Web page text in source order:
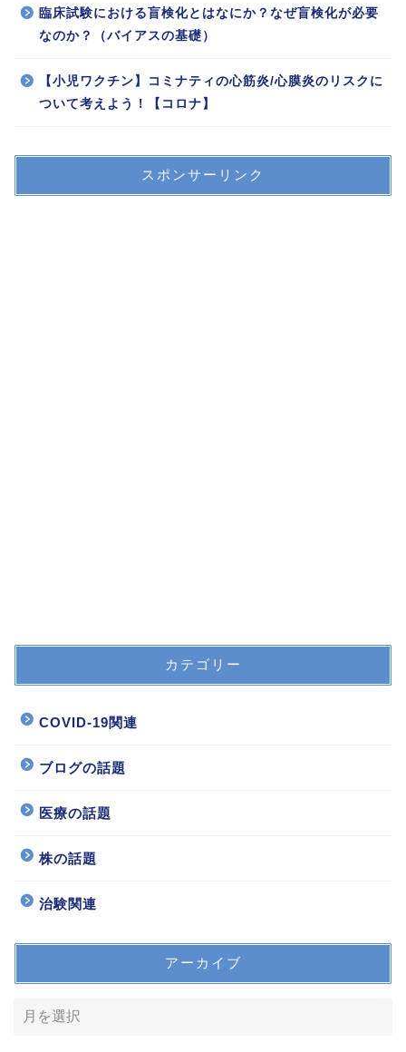
臨床試験における盲検化とはなにか？なぜ盲検化が必要
なのか？（バイアスの基礎）
【小児ワクチン】コミナティの心筋炎/心膜炎のリスクに
ついて考えよう！【コロナ】
スポンサーリンク
カテゴリー
COVID-19関連
ブログの話題
医療の話題
株の話題
治験関連
アーカイブ